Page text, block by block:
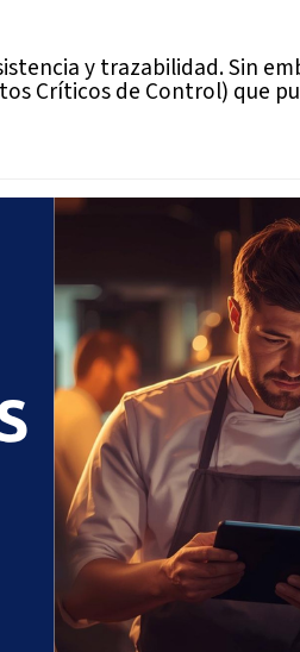
y trazabilidad. Sin
Críticos de Control)